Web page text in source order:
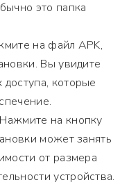
это папка
на файл APK,
Вы увидите
которые
Нажмите на кнопку
может занять
от размера
устройства.